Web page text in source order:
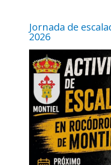
Jornada de
2026